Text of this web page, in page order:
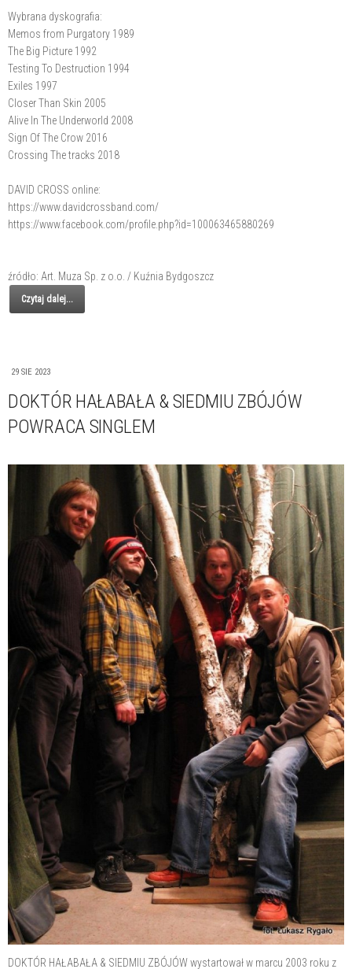
Wybrana dyskografia:
Memos from Purgatory 1989
The Big Picture 1992
Testing To Destruction 1994
Exiles 1997
Closer Than Skin 2005
Alive In The Underworld 2008
Sign Of The Crow 2016
Crossing The tracks 2018
DAVID CROSS online:
https://www.davidcrossband.com/
https://www.facebook.com/profile.php?id=100063465880269
źródło: Art. Muza Sp. z o.o. / Kuźnia Bydgoszcz
Czytaj dalej...
29 SIE 2023
DOKTÓR HAŁABAŁA & SIEDMIU ZBÓJÓW
POWRACA SINGLEM
DOKTÓR HAŁABAŁA & SIEDMIU ZBÓJÓW wystartował w marcu 2003 roku z